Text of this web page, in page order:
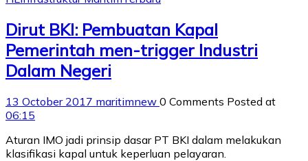
Dirut BKI: Pembuatan Kapal
Pemerintah men-trigger Industri
Dalam Negeri
13 October 2017 maritimnew 0 Comments Posted at
06:15
Aturan IMO jadi prinsip dasar PT BKI dalam melakukan
klasifikasi kapal untuk keperluan pelayaran.